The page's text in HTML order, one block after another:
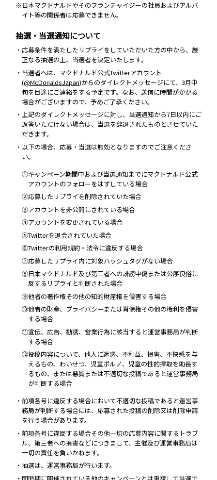
※日本マクドナルドやそのフランチャイジーの社員およびアルバ
イト等の関係者は応募できません。
抽選・当選通知について
・応募条件を満たしたリプライをしていただいた方の中から、厳
正なる抽選の上、当選者を決定いたします。
・当選者へは、マクドナルド公式Twitterアカウント
(@McDonaldsJapan)からのダイレクトメッセージにて、3月中
旬を目途にご連絡をする予定です。なお、送信に時間がかかる
場合がございますので、予めご了承ください。
・上記のダイレクトメッセージに対し、当選通知から7日以内にご
返答いただけない場合は、当選を辞退されたものとさせていた
だきます。
・以下の場合、応募・当選は無効となりますのでご注意くださ
い。
①キャンペーン期間中および当選通知までにマクドナルド公式
アカウントのフォローをはずしている場合
②応募したリプライを削除されていた場合
③アカウントを非公開にされている場合
④アカウントを変更されている場合
⑤Twitterを退会されていた場合
⑥Twitterの利用規約・法令に違反する場合
⑦応募したリプライ内に対象ハッシュタグがない場合
⑧日本マクドナルド及び第三者への誹謗中傷または公序良俗に
反するリプライと判断された場合
⑨他者の著作権その他の知的財産権を侵害する場合
⑩他者の財産、プライバシーまたは肖像権その他の権利を侵害
する場合
⑪宣伝、広告、勧誘、営業行為に該当すると運営事務局が判断
する場合
⑫投稿内容について、他人に迷惑、不利益、損害、不快感を与
えるもの、わいせつ、児童ポルノ、児童の性的搾取を助長す
るもの、または悪質または不適切な投稿であると運営事務局
が判断する場合
・前項各号に違反する場合において不適切な投稿であると運営事
務局が判断する場合には、応募された投稿の削除又は削除申請
を行う場合があります。
・前項各号に違反する場合その他一切の応募内容に関するトラブ
ル、第三者への損害などにつきまして、主催及び運営事務局は
一切の責任を負いかねます。
・抽選は、運営事務局が行います。
・同時期に開催されている他のキャンペーンとは重複して当選で